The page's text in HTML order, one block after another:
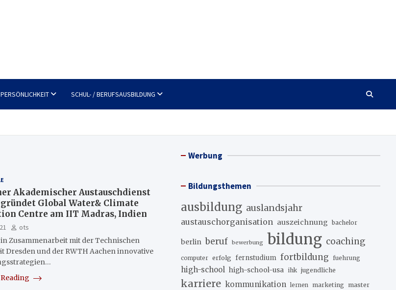
PERSÖNLICHKEIT SCHUL- / BERUFSAUSBILDUNG
Akademischer Austauschdienst
gründet Global Water& Climate
Centre am IIT Madras, Indien
ots
Zusammenarbeit mit der Technischen
Dresden und der RWTH Aachen innovative
Werbung
Bildungsthemen
ausbildung auslandsjahr
austauschorganisation auszeichnung bachelor
berlin beruf bewerbung bildung coaching
computer erfolg fernstudium fortbildung fuehrung
high-school high-school-usa ihk jugendliche
karriere kommunikation lernen marketing master